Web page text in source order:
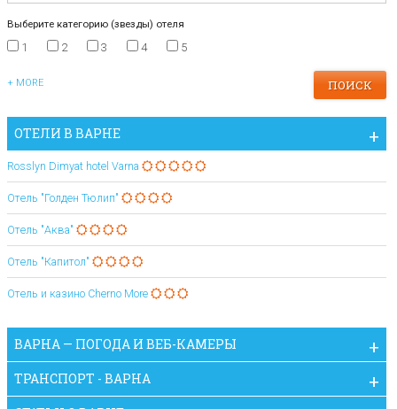
Выберите категорию (звезды) отеля
1 2 3 4 5
+ MORE
ОТЕЛИ В ВАРНЕ
Rosslyn Dimyat hotel Varna
Отель "Голден Тюлип"
Отель "Аква"
Отель "Капитол"
Отель и казино Cherno More
ВАРНА — ПОГОДА И ВЕБ-КАМЕРЫ
ТРАНСПОРТ - ВАРНА